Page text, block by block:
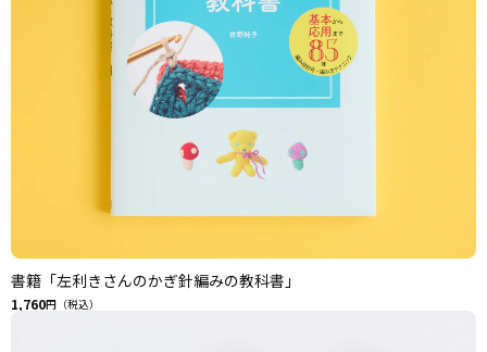
書籍「左利きさんのかぎ針編みの教科書」
1,760円（税込）